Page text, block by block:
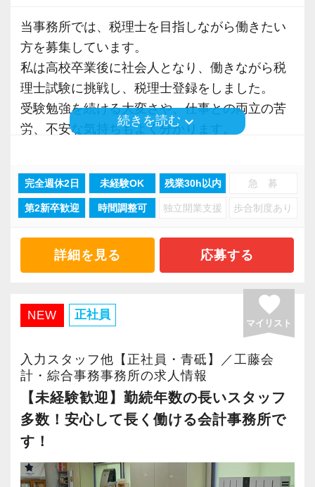
詳しくはこちら（リンク先：https://www.tokyo-
consulting.com/recruit/environment/benefits）
【成長のための5つのこだわりを大事にしていま
す】
仕事をする上では5つのこだわり「クイックレス
より多くの「ありがとう」と笑顔をいただき続
けるために「情熱家であれ！」がモットーで
【求職者へのメッセージ】
異業種からの転職者が多く、銀行員・営業・保
険外交員・経理・事務などユニークな職歴を持
共通しているのは“諦めない心”を持っているこ
と。
未経験のオフィスワークでも前向きに取り組み
続けることができる人、わからないことは一人
で悩まずにどんどん聞ける人は、ぐんぐん成長
は追加支給）
・就業時間の管理は比較的柔軟です。なお、入
社してすぐの在宅勤務は想定していませんが、
信頼関係を築けた方には、生活環境に合わせた
働き方を個別にご相談することも可能です。
正直に言えば、私は英語が話せるわけでも、税
法にとびきり詳しいわけでもありません。
税理士は"技術者"ですが、AIがある今、技術者で
終わってしまうのが一番もったいない。
定型作業はAIが引き受けてくれるからこそ、そ
の先で「数字を経営に活かす」人にしかできな
い仕事に価値が移っていきます。
まだ誰も本気で手をつけていない新しい分野
へ、AIという最高の相棒とともに、堂々と挑め
る時代です。
今は未熟でも構いません。
誠実で、自分の頭で考えて動ける方なら、必ず
伸びていけます。
少しでも心が動いたら、まずは気軽にお話しし
【資格取得支援】
税理士試験との両立を応援するため、資格取得
支援制度を整えています。
・勉強時間の確保に配慮
・勤務時間の調整
・ライセンス取得費用を事務所が負担
「将来税理士を目指している方」や「勉強と仕
事を両立しながら成長したい方」はご応募くだ
さい。
当事務所では、税理士を目指しながら働きたい
方を募集しています。
私は高校卒業後に社会人となり、働きながら税
理士試験に挑戦し、税理士登録をしました。
受験勉強を続ける大変さや、仕事との両立の苦
労、不安な気持ちもよく分かります。
たいと考えています。
当事務所は、税理士受験生を応援する事務所で
す。
勉強時間を確保しながら働ける環境づくりを大
切にしています。
パート・アルバイトは平日の週3日～、1日4時間
～勤務可能です。勤務時間や曜日はご相談くだ
さい。
また、少数精鋭の事務所だからこそ、堅苦しさ
のない働きやすい環境を大切にしています。
・朝礼なし
続きを読む keyboard_arrow_down
完全週休2日 未経験OK 残業30h以内 急 募
第2新卒歓迎 時間調整可 独立開業支援 歩合制度あり
詳細を見る 応募する
NEW 正社員 favorite
マイリスト
入力スタッフ他【正社員・青砥】／工藤会
計・綜合事務事務所の求人情報
【未経験歓迎】勤続年数の長いスタッフ
多数！安心して長く働ける会計事務所で
す！